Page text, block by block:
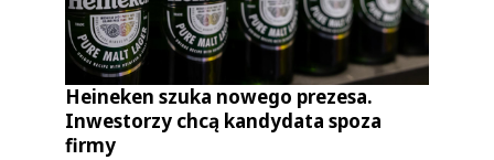
Heineken szuka nowego prezesa.
Inwestorzy chcą kandydata spoza
firmy